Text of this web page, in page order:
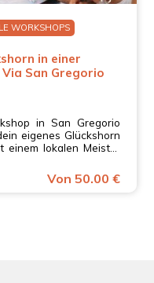
WORKSHOPS
in einer
San Gregorio
in San Gregorio
eigenes Glückshorn
lokalen Meister
Von 50.00 €